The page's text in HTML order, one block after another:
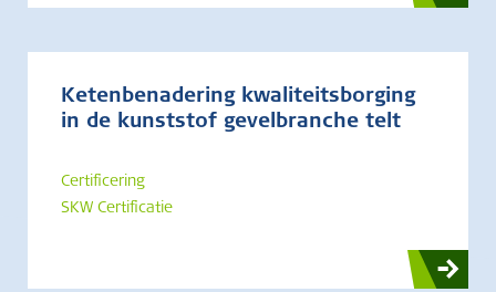
Ketenbenadering kwaliteitsborging
in de kunststof gevelbranche telt
Certificering
SKW Certificatie